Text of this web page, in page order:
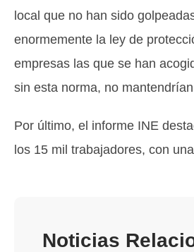
local que no han sido
enormemente la ley de
empresas las que se han
sin esta norma, no
Por último, el informe INE
los 15 mil trabajadores, con
Noticias